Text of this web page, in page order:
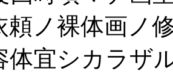
頼ノ裸体画ノ
体宜シカラ